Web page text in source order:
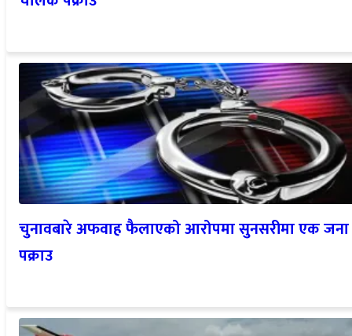
चुनावबारे अफवाह फैलाएको आरोपमा सुनसरीमा एक जना
पक्राउ